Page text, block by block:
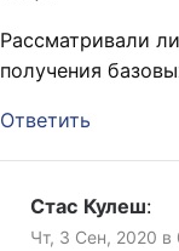
Рассматривали
получения
Ответить
Стас Кулеш:
Чт, 3 Сен, 2020 в